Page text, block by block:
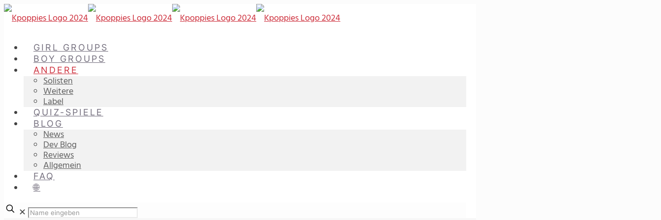
GIRL GROUPS
BOY GROUPS
ANDERE
Solisten
Weitere
Label
QUIZ-SPIELE
BLOG
News
Dev Blog
Reviews
Allgemein
FAQ
🌐
✕